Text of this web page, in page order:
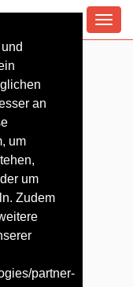
an
um
um
Zudem
partner-